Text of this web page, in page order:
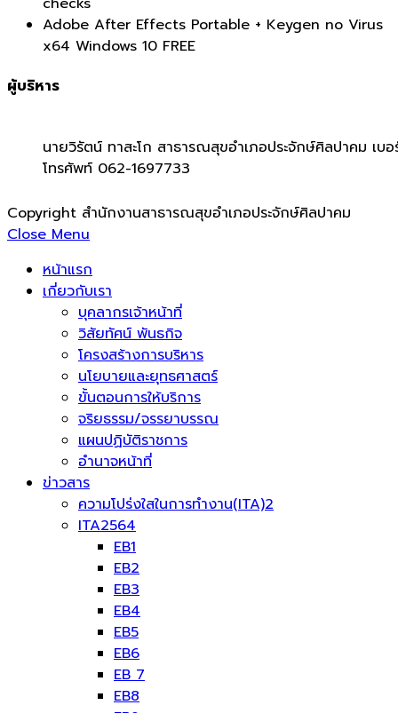
Adobe After Effects Portable + Keygen no Virus
x64 Windows 10 FREE
ผู้บริหาร
นายวิรัตน์ ทาสะโก สาธารณสุขอำเภอประจักษ์ศิลปาคม เบอ
โทรศัพท์ 062-1697733
Copyright สำนักงานสาธารณสุขอำเภอประจักษ์ศิลปาคม
Close Menu
หน้าแรก
เกี่ยวกับเรา
บุคลากรเจ้าหน้าที่
วิสัยทัศน์ พันธกิจ
โครงสร้างการบริหาร
นโยบายและยุทธศาสตร์
ขั้นตอนการให้บริการ
จริยธรรม/จรรยาบรรณ
แผนปฏิบัติราชการ
อำนาจหน้าที่
ข่าวสาร
ความโปร่งใสในการทำงาน(ITA)2
ITA2564
EB1
EB2
EB3
EB4
EB5
EB6
EB 7
EB8